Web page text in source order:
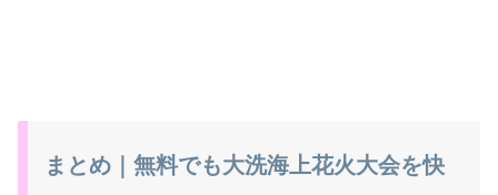
まとめ｜無料でも大洗海上花火大会を快